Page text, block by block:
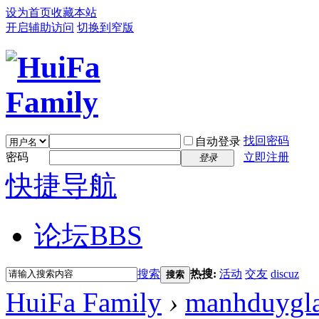
设为首页收藏本站
开启辅助访问 切换到窄版
自动登录 找回密码
密码
登录 立即注册
快捷导航
论坛BBS
搜索 搜索 热搜: 活动 交友 discuz
HuiFa Family ›